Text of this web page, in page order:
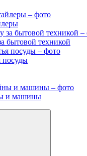
бытовой техникой
посуды
и машины